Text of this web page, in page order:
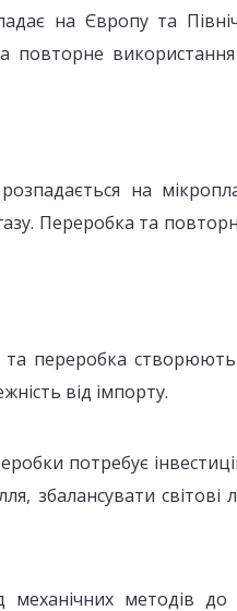
на Європу та
повторне
на
Переробка та
переробка створюють
від імпорту.
потребує
збалансувати
методів до